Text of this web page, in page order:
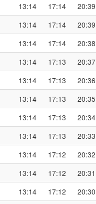
13:14 17:14 20:39
13:14 17:14 20:39
13:14 17:14 20:38
13:14 17:13 20:37
13:14 17:13 20:36
13:14 17:13 20:35
13:14 17:13 20:34
13:14 17:13 20:33
13:14 17:12 20:32
13:14 17:12 20:31
13:14 17:12 20:30